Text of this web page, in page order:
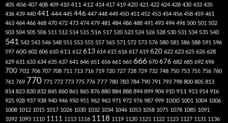
405 406 407 408 409 410 411 412 414 417 419 420 421 422 424 428 430 433 435
436 439 440 441 444 445 446 447 448 449 450 451 452 453 454 456 458 459 461
463 464 466 468 470 472 473 474 479 481 484 486 488 491 493 494 496 500 501 502
503 504 505 506 511 512 514 515 516 517 520 523 524 526 528 530 531 534 535 540
541 542 543 546 548 551 553 555 557 565 571 572 573 576 580 581 586 588 591 596
597 600 602 606 610 611 612 613 614 615 616 617 619 620 622 623 625 626 628
629 631 633 634 635 637 641 646 651 656 661 665 666 670 676 682 685 692 696
700 702 706 707 708 711 713 716 719 720 727 728 729 732 748 750 753 755 756 760
761 769 770 771 772 773 775 776 777 780 783 784 790 791 793 798 800 805 813
814 823 830 832 845 860 861 865 876 880 884 888 894 899 904 910 911 913 914 916
925 928 937 938 940 946 950 951 962 963 971 972 976 987 999 1000 1001 1004 1006
1008 1012 1015 1017 1026 1030 1032 1034 1046 1053 1058 1075 1078 1085 1091
1092 1093 1110 1111 1113 1116 1118 1119 1120 1121 1122 1123 1127 1131 1136